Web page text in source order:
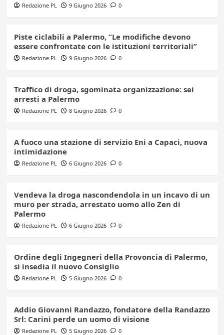
Redazione PL 9 Giugno 2026 0
Piste ciclabili a Palermo, “Le modifiche devono
essere confrontate con le istituzioni territoriali”
Redazione PL 9 Giugno 2026 0
Traffico di droga, sgominata organizzazione: sei
arresti a Palermo
Redazione PL 8 Giugno 2026 0
A fuoco una stazione di servizio Eni a Capaci, nuova
intimidazione
Redazione PL 6 Giugno 2026 0
Vendeva la droga nascondendola in un incavo di un
muro per strada, arrestato uomo allo Zen di
Palermo
Redazione PL 6 Giugno 2026 0
Ordine degli Ingegneri della Provoncia di Palermo,
si insedia il nuovo Consiglio
Redazione PL 5 Giugno 2026 0
Addio Giovanni Randazzo, fondatore della Randazzo
Srl: Carini perde un uomo di visione
Redazione PL 5 Giugno 2026 0